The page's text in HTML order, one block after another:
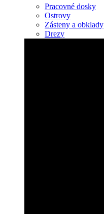
Pracovné dosky
Ostrovy
Zásteny a obklady
Drezy